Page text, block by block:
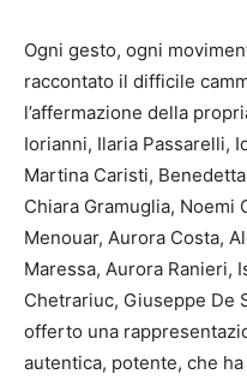
Ogni gesto, ogni
raccontato il difficile
l’affermazione della
Iorianni, Ilaria Passarelli,
Martina Caristi,
Chiara Gramuglia, Noemi
Menouar, Aurora Costa,
Maressa, Aurora Ranieri,
Chetrariuc, Giuseppe De
offerto una
autentica, potente, che